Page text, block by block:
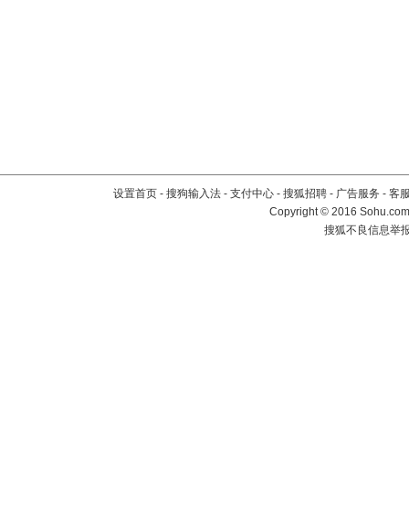
设置首页 - 搜狗输入法 - 支付中心 - 搜狐招聘 - 广告服务 - 客
Copyright©2016
搜狐不良信息举